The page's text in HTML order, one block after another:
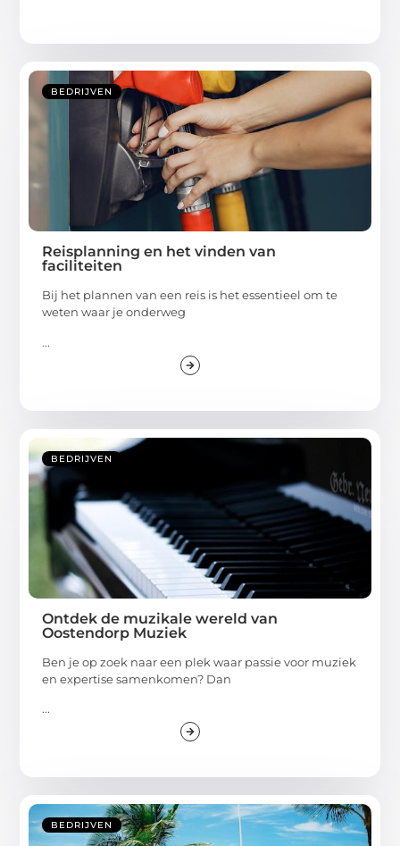
BEDRIJVEN
Reisplanning en het vinden van
faciliteiten
Bij het plannen van een reis is het essentieel om te
weten waar je onderweg
...
BEDRIJVEN
Ontdek de muzikale wereld van
Oostendorp Muziek
Ben je op zoek naar een plek waar passie voor muziek
en expertise samenkomen? Dan
...
BEDRIJVEN